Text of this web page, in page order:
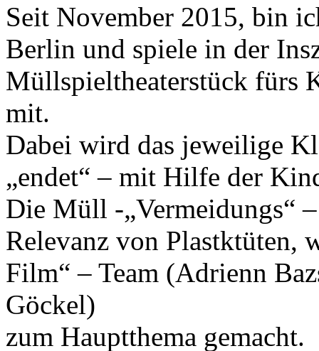
Seit November 2015, bin
Berlin und spiele in der
Müllspieltheaterstück fürs
mit.
Dabei wird das jeweilige
„endet“ – mit Hilfe der
Die Müll -„Vermeidungs“
Relevanz von Plastktüten,
Film“ – Team (Adrienn
Göckel)
zum Hauptthema gemacht.